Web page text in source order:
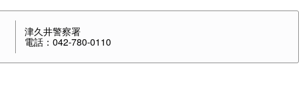
津久井警察署
電話：042-780-0110